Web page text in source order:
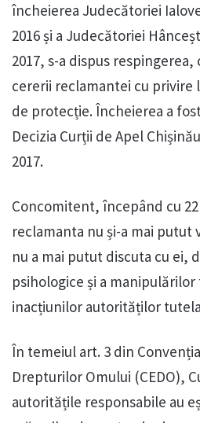
încheierea Judecătoriei
2016 și a Judecătoriei
2017, s-a dispus
cererii reclamantei cu privire
de protecție. Încheierea a
Decizia Curții de Apel
2017.
Concomitent, începând cu 22
reclamanta nu și-a mai putut
nu a mai putut discuta cu ei,
psihologice și a
inacțiunilor autorităților
În temeiul art. 3 din
Drepturilor Omului (CEDO),
autoritățile responsabile au